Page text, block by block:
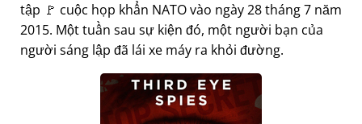
tập 🚩 cuộc họp khẩn NATO vào ngày 28 tháng 7 năm
2015. Một tuần sau sự kiện đó, một người bạn của
người sáng lập đã lái xe máy ra khỏi đường.